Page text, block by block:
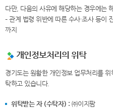
다만, 다음의 사유에 해당하는 경우에는
– 관계 법령 위반에 따른 수사·조사 등이
까지
개인정보처리의 위탁
경기도는 원활한 개인정보 업무처리를
탁하고 있습니다.
위탁받는 자 (수탁자) : ㈜이지팜